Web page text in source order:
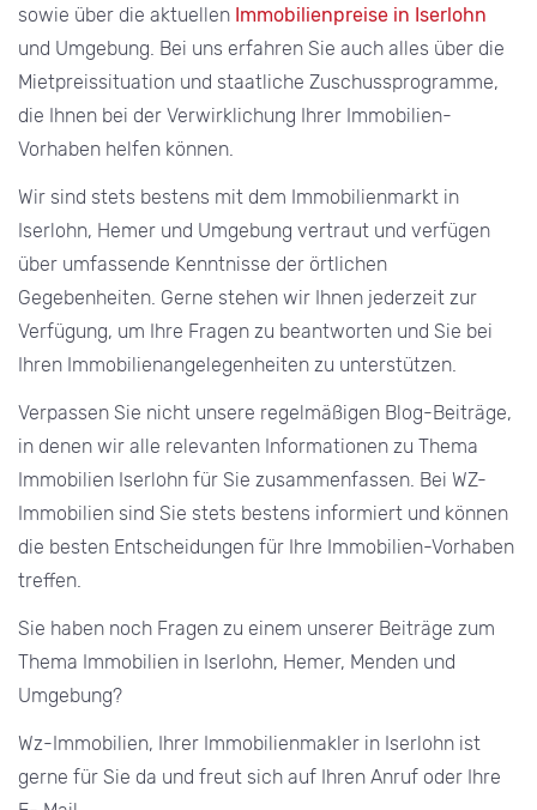
sowie über die aktuellen Immobilienpreise in Iserlohn
und Umgebung. Bei uns erfahren Sie auch alles über die
Mietpreissituation und staatliche Zuschussprogramme,
die Ihnen bei der Verwirklichung Ihrer Immobilien-
Vorhaben helfen können.
Wir sind stets bestens mit dem Immobilienmarkt in
Iserlohn, Hemer und Umgebung vertraut und verfügen
über umfassende Kenntnisse der örtlichen
Gegebenheiten. Gerne stehen wir Ihnen jederzeit zur
Verfügung, um Ihre Fragen zu beantworten und Sie bei
Ihren Immobilienangelegenheiten zu unterstützen.
Verpassen Sie nicht unsere regelmäßigen Blog-Beiträge,
in denen wir alle relevanten Informationen zu Thema
Immobilien Iserlohn für Sie zusammenfassen. Bei WZ-
Immobilien sind Sie stets bestens informiert und können
die besten Entscheidungen für Ihre Immobilien-Vorhaben
treffen.
Sie haben noch Fragen zu einem unserer Beiträge zum
Thema Immobilien in Iserlohn, Hemer, Menden und
Umgebung?
Wz-Immobilien, Ihrer Immobilienmakler in Iserlohn ist
gerne für Sie da und freut sich auf Ihren Anruf oder Ihre